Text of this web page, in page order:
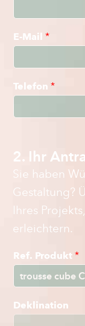
E-Mail *
Telefon *
2. Ihr
Sie haben
Gestaltung?
Ihres
erleichtern.
Ref. Produkt *
Deklination